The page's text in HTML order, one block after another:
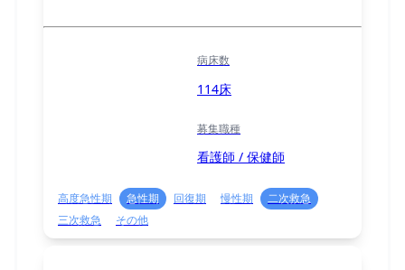
病床数
114床
募集職種
看護師 / 保健師
高度急性期 急性期 回復期 慢性期
二次救急
三次救急
その他